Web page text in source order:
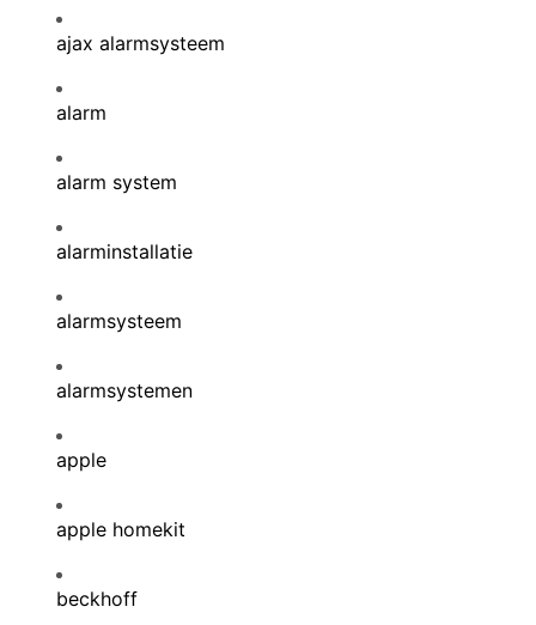
ajax alarmsysteem
alarm
alarm system
alarminstallatie
alarmsysteem
alarmsystemen
apple
apple homekit
beckhoff